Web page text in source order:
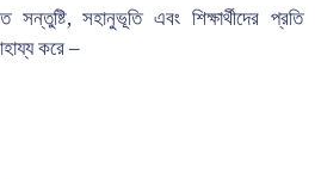
সহানুভূতি এবং শিক্ষার্থীদের প্রতি
করে –